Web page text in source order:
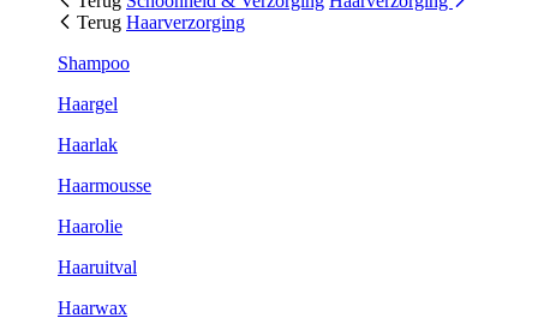
Terug Haarverzorging
Shampoo
Haargel
Haarlak
Haarmousse
Haarolie
Haaruitval
Haarwax